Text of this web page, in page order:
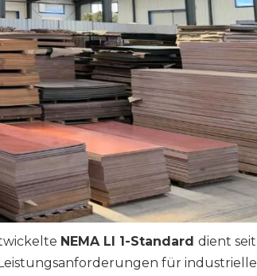
NEMA LI 1-Standard dient seit
für industrielle